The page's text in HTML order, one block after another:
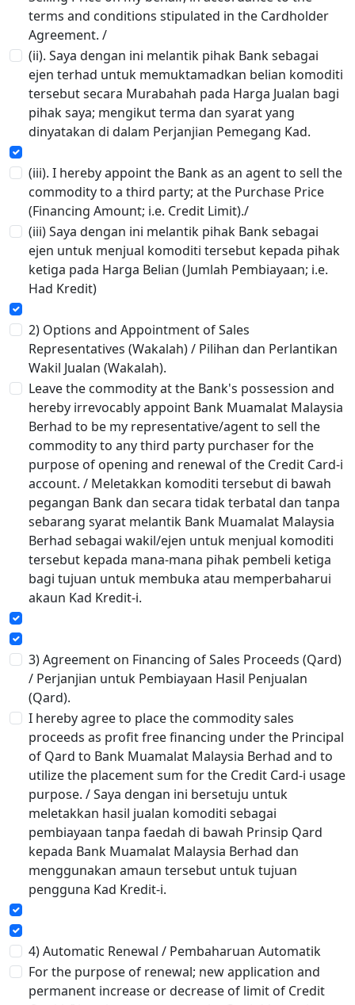
terms and conditions stipulated in the Cardholder
Agreement. /
(ii). Saya dengan ini melantik pihak Bank sebagai
ejen terhad untuk memuktamadkan belian komoditi
tersebut secara Murabahah pada Harga Jualan bagi
pihak saya; mengikut terma dan syarat yang
dinyatakan di dalam Perjanjian Pemegang Kad.
(iii). I hereby appoint the Bank as an agent to sell the
commodity to a third party; at the Purchase Price
(Financing Amount; i.e. Credit Limit)./
(iii) Saya dengan ini melantik pihak Bank sebagai
ejen untuk menjual komoditi tersebut kepada pihak
ketiga pada Harga Belian (Jumlah Pembiayaan; i.e.
Had Kredit)
2) Options and Appointment of Sales
Representatives (Wakalah) / Pilihan dan Perlantikan
Wakil Jualan (Wakalah).
Leave the commodity at the Bank's possession and
hereby irrevocably appoint Bank Muamalat Malaysia
Berhad to be my representative/agent to sell the
commodity to any third party purchaser for the
purpose of opening and renewal of the Credit Card-i
account. / Meletakkan komoditi tersebut di bawah
pegangan Bank dan secara tidak terbatal dan tanpa
sebarang syarat melantik Bank Muamalat Malaysia
Berhad sebagai wakil/ejen untuk menjual komoditi
tersebut kepada mana-mana pihak pembeli ketiga
bagi tujuan untuk membuka atau memperbaharui
akaun Kad Kredit-i.
3) Agreement on Financing of Sales Proceeds (Qard)
/ Perjanjian untuk Pembiayaan Hasil Penjualan
(Qard).
I hereby agree to place the commodity sales
proceeds as profit free financing under the Principal
of Qard to Bank Muamalat Malaysia Berhad and to
utilize the placement sum for the Credit Card-i usage
purpose. / Saya dengan ini bersetuju untuk
meletakkan hasil jualan komoditi sebagai
pembiayaan tanpa faedah di bawah Prinsip Qard
kepada Bank Muamalat Malaysia Berhad dan
menggunakan amaun tersebut untuk tujuan
pengguna Kad Kredit-i.
4) Automatic Renewal / Pembaharuan Automatik
For the purpose of renewal; new application and
permanent increase or decrease of limit of Credit